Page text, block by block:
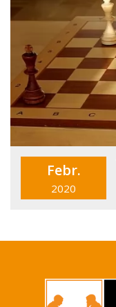
Febr.
2020